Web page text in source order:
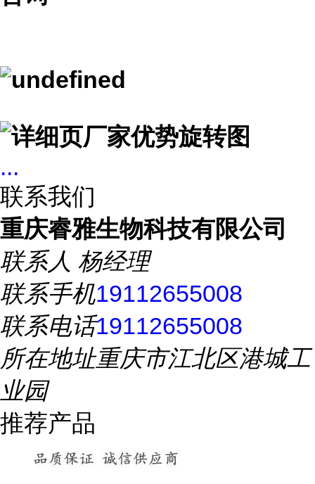
...
联系我们
重庆睿雅生物科技有限公司
联系人 杨经理
联系手机19112655008
联系电话19112655008
所在地址重庆市江北区港城工
业园
推荐产品